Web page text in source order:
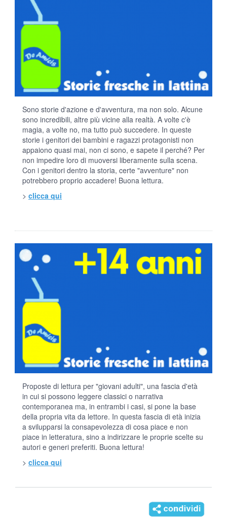
Sono storie d'azione e d'avventura, ma non solo. Alcune
sono incredibili, altre più vicine alla realtà. A volte c'è
magia, a volte no, ma tutto può succedere. In queste
storie i genitori dei bambini e ragazzi protagonisti non
appaiono quasi mai, non ci sono, e sapete il perché? Per
non impedire loro di muoversi liberamente sulla scena.
Con i genitori dentro la storia, certe "avventure" non
potrebbero proprio accadere! Buona lettura.
> clicca qui
Proposte di lettura per "giovani adulti", una fascia d'età
in cui si possono leggere classici o narrativa
contemporanea ma, in entrambi i casi, si pone la base
della propria vita da lettore. In questa fascia di età inizia
a svilupparsi la consapevolezza di cosa piace e non
piace in letteratura, sino a indirizzare le proprie scelte su
autori e generi preferiti. Buona lettura!
> clicca qui